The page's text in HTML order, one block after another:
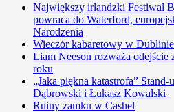
Największy irlandzki Festiwal
powraca do Waterford,
Narodzenia
Wieczór kabaretowy w Dublinie
Liam Neeson rozważa
roku
„Jaka piękna katastrofa”
Dąbrowski i Łukasz Kowalski
Ruiny zamku w Cashel